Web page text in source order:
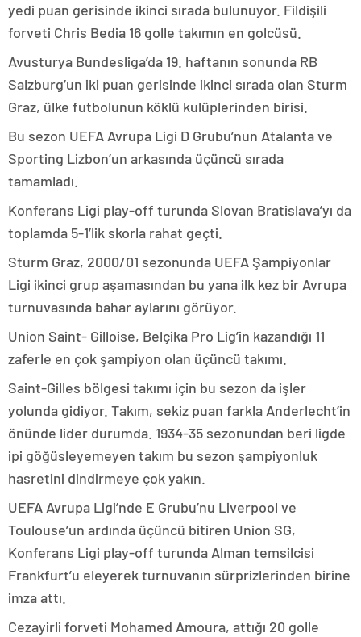
yedi puan gerisinde ikinci sırada bulunuyor. Fildişili
forveti Chris Bedia 16 golle takımın en golcüsü.
Avusturya Bundesliga’da 19. haftanın sonunda RB
Salzburg’un iki puan gerisinde ikinci sırada olan Sturm
Graz, ülke futbolunun köklü kulüplerinden birisi.
Bu sezon UEFA Avrupa Ligi D Grubu’nun Atalanta ve
Sporting Lizbon’un arkasında üçüncü sırada
tamamladı.
Konferans Ligi play-off turunda Slovan Bratislava’yı da
toplamda 5-1’lik skorla rahat geçti.
Sturm Graz, 2000/01 sezonunda UEFA Şampiyonlar
Ligi ikinci grup aşamasından bu yana ilk kez bir Avrupa
turnuvasında bahar aylarını görüyor.
Union Saint- Gilloise, Belçika Pro Lig’in kazandığı 11
zaferle en çok şampiyon olan üçüncü takımı.
Saint-Gilles bölgesi takımı için bu sezon da işler
yolunda gidiyor. Takım, sekiz puan farkla Anderlecht’in
önünde lider durumda. 1934-35 sezonundan beri ligde
ipi göğüsleyemeyen takım bu sezon şampiyonluk
hasretini dindirmeye çok yakın.
UEFA Avrupa Ligi’nde E Grubu’nu Liverpool ve
Toulouse’un ardında üçüncü bitiren Union SG,
Konferans Ligi play-off turunda Alman temsilcisi
Frankfurt’u eleyerek turnuvanın sürprizlerinden birine
imza attı.
Cezayirli forveti Mohamed Amoura, attığı 20 golle